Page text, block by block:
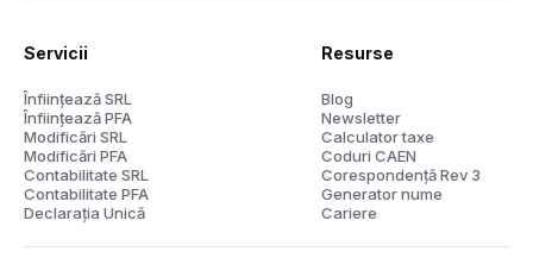
Servicii
Înființează SRL
Înființează PFA
Modificări SRL
Modificări PFA
Contabilitate SRL
Contabilitate PFA
Declarația Unică
Resurse
Blog
Newsletter
Calculator taxe
Coduri CAEN
Corespondență Rev 3
Generator nume
Cariere